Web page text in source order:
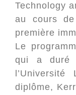
Technology
au cours
première
Le
qui a duré
diplôme,